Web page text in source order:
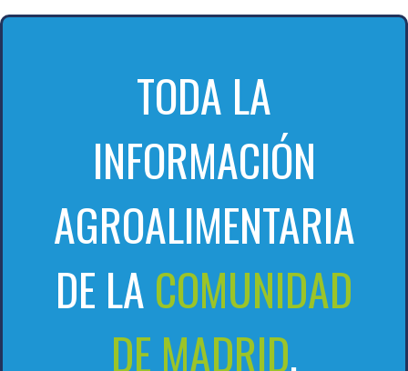
TODA LA
INFORMACIÓN
AGROALIMENTARIA
DE LACOMUNIDAD
DE MADRID,